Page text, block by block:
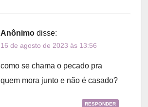
Anônimo disse:
16 de agosto de 2023 às 13:56
como se chama o pecado pra
quem mora junto e não é casado?
RESPONDER